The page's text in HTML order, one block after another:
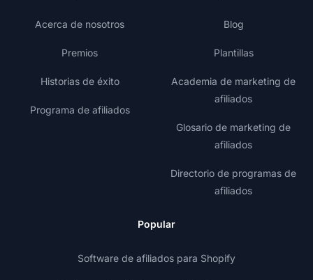
Acerca de nosotros
Premios
Historias de éxito
Programa de afiliados
Blog
Plantillas
Academia de marketing de
afiliados
Glosario de marketing de
afiliados
Directorio de programas de
afiliados
Popular
Software de afiliados para Shopify